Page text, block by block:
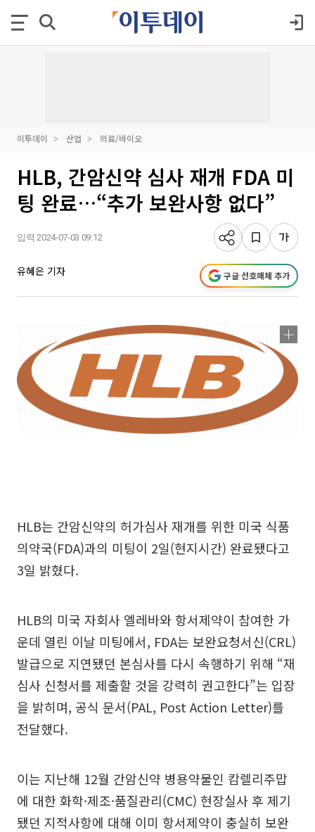
이투데이 산업 의료/바이오
HLB, 간암신약 심사 재개 FDA 미
팅 완료…“추가 보완사항 없다”
입력 2024-07-03 09:12
유혜은 기자 구글 선호매체 추가
HLB는 간암신약의 허가심사 재개를 위한 미국 식품
의약국(FDA)과의 미팅이 2일(현지시간) 완료됐다고
3일 밝혔다.
HLB의 미국 자회사 엘레바와 항서제약이 참여한 가
운데 열린 이날 미팅에서, FDA는 보완요청서신(CRL)
발급으로 지연됐던 본심사를 다시 속행하기 위해 “재
심사 신청서를 제출할 것을 강력히 권고한다”는 입장
을 밝히며, 공식 문서(PAL, Post Action Letter)를
전달했다.
이는 지난해 12월 간암신약 병용약물인 캄렐리주맙
에 대한 화학·제조·품질관리(CMC) 현장실사 후 제기
됐던 지적사항에 대해 이미 항서제약이 충실히 보완